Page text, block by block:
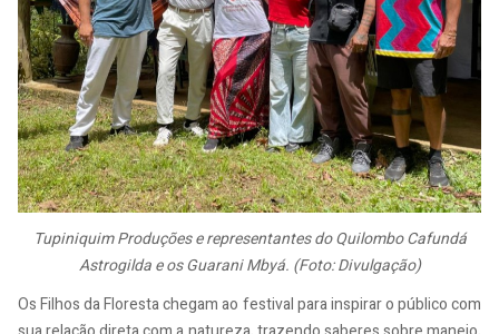
Tupiniquim Produções e representantes do Quilombo Cafundá
Astrogilda e os Guarani Mbyá. (Foto: Divulgação)
Os Filhos da Floresta chegam ao festival para inspirar o público com